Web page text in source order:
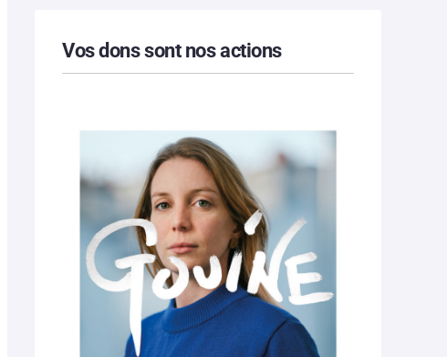
Vos dons sont nos actions